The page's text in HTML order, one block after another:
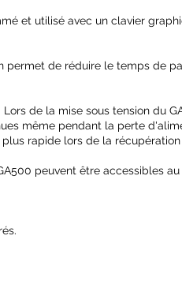
et utilisé avec un clavier
permet de réduire le temps de
de la mise sous tension du
même pendant la perte
rapide lors de la
peuvent être accessibles